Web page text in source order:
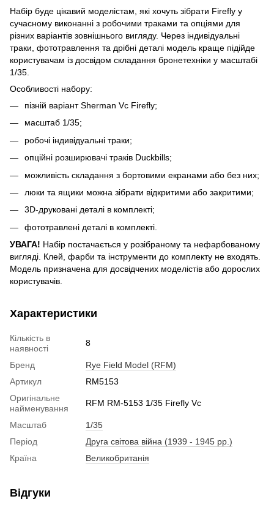
Набір буде цікавий моделістам, які хочуть зібрати Firefly у
сучасному виконанні з робочими траками та опціями для
різних варіантів зовнішнього вигляду. Через індивідуальні
траки, фототравлення та дрібні деталі модель краще підійде
користувачам із досвідом складання бронетехніки у масштабі
1/35.
Особливості набору:
пізній варіант Sherman Vc Firefly;
масштаб 1/35;
робочі індивідуальні траки;
опційні розширювачі траків Duckbills;
можливість складання з бортовими екранами або без них;
люки та ящики можна зібрати відкритими або закритими;
3D-друковані деталі в комплекті;
фототравлені деталі в комплекті.
УВАГА! Набір постачається у розібраному та нефарбованому
вигляді. Клей, фарби та інструменти до комплекту не входять.
Модель призначена для досвідчених моделістів або дорослих
користувачів.
Характеристики
Кількість в
наявності
8
Бренд
Rye Field Model (RFM)
Артикул
RM5153
Оригінальне
найменування
RFM RM-5153 1/35 Firefly Vc
Масштаб
1/35
Період
Друга світова війна (1939 - 1945 рр.)
Країна
Великобританія
Відгуки